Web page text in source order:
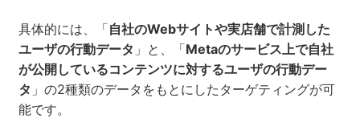
具体的には、「自社のWebサイトや実店舗で計測した
ユーザの行動データ 」と、「Metaのサービス上で自社
が公開しているコンテンツに対するユーザの行動デー
タ 」の2種類のデータをもとにしたターゲティングが可
能です。